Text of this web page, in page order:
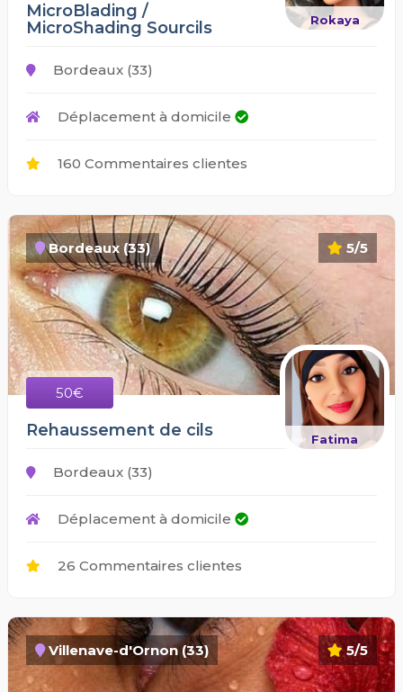
Rokaya
MicroBlading /
MicroShading Sourcils
Bordeaux (33)
Déplacement à domicile
160 Commentaires clientes
5/5
Bordeaux (33)
50€
Fatima
Rehaussement de cils
Bordeaux (33)
Déplacement à domicile
26 Commentaires clientes
5/5
Villenave-d'Ornon (33)